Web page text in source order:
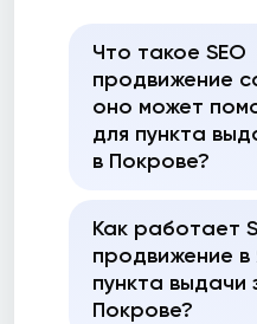
Что такое SEO
продвижение
оно может
для пункта
в Покрове?
Как работает
продвижение в
пункта выдачи
Покрове?